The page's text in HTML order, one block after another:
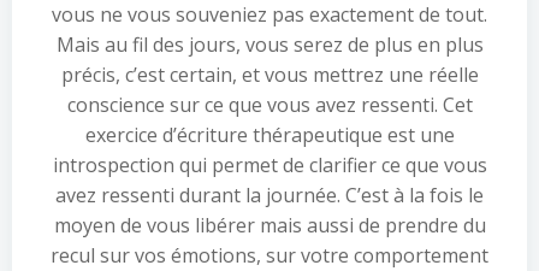
vous ne vous souveniez pas exactement de tout.
Mais au fil des jours, vous serez de plus en plus
précis, c’est certain, et vous mettrez une réelle
conscience sur ce que vous avez ressenti. Cet
exercice d’écriture thérapeutique est une
introspection qui permet de clarifier ce que vous
avez ressenti durant la journée. C’est à la fois le
moyen de vous libérer mais aussi de prendre du
recul sur vos émotions, sur votre comportement